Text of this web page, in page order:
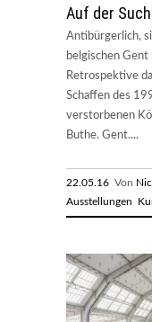
Auf der
Antibürgerlich,
belgischen
Retrospektive
Schaffen des
verstorbenen
Buthe. Gent....
22.05.16 Von
Ausstellungen